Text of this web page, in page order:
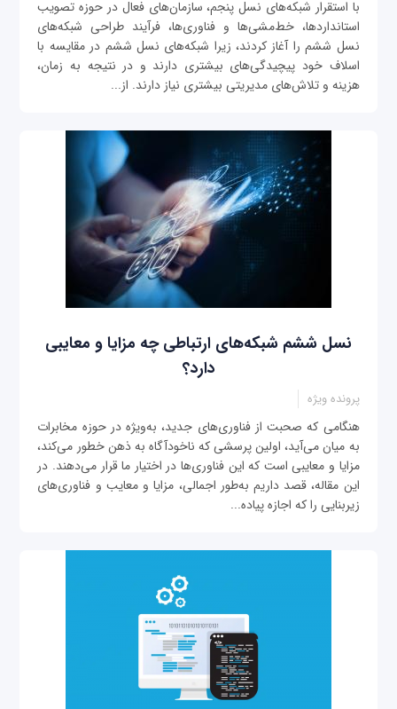
با استقرار شبکه‌های نسل پنجم، سازمان‌های فعال در حوزه تصویب
استانداردها، خط‌مشی‌ها و فناوری‌ها، فرآیند طراحی شبکه‌های
نسل ششم را آغاز کردند، زیرا شبکه‌های نسل ششم در مقایسه با
اسلاف خود پیچیدگی‌‌های بیشتری دارند و در نتیجه به زمان،
هزینه و تلاش‌های مدیریتی بیشتری نیاز دارند. از...
نسل ششم شبکه‌های ارتباطی چه مزایا و معایبی
دارد؟
پرونده ویژه
هنگامی که صحبت از فناوری‌های جدید، به‌ویژه در حوزه مخابرات
به میان می‌آید، اولین پرسشی که ناخودآگاه به ذهن خطور می‌کند،
مزایا و معایبی است که این فناوری‌ها در اختیار ما قرار می‌دهند. در
این مقاله، قصد داریم به‌طور اجمالی، مزایا و معایب و فناوری‌های
زیربنایی را که اجازه پیاده‌...